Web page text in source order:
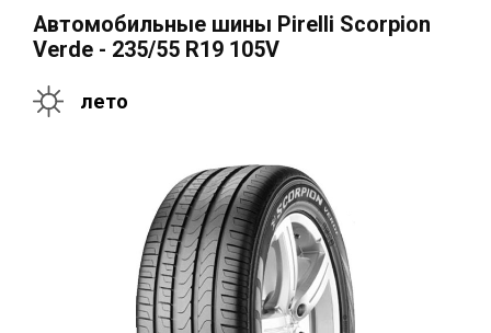
Автомобильные шины Pirelli Scorpion
Verde - 235/55 R19 105V
лето